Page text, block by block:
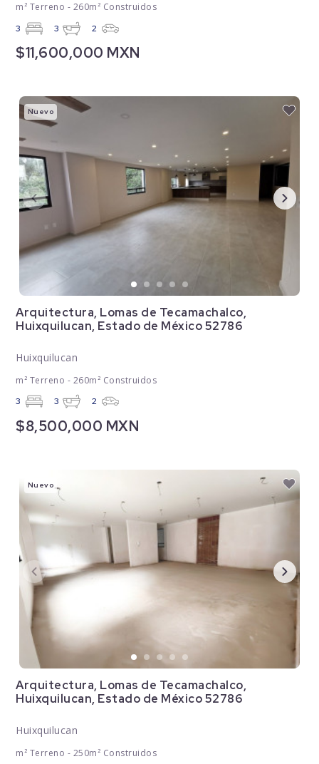
m² Terreno - 260m² Construidos
3 3 2
$11,600,000 MXN
Arquitectura, Lomas de Tecamachalco,
Huixquilucan, Estado de México 52786
Huixquilucan
m² Terreno - 260m² Construidos
3 3 2
$8,500,000 MXN
Nuevo
Arquitectura, Lomas de Tecamachalco,
Huixquilucan, Estado de México 52786
Huixquilucan
m² Terreno - 250m² Construidos
Nuevo